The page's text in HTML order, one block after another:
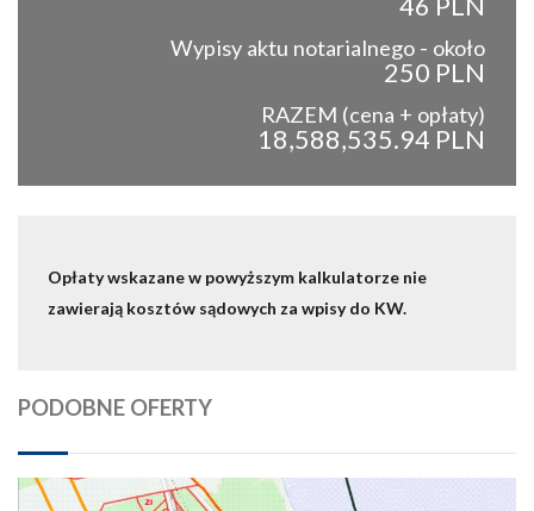
Wypisy aktu notarialnego - około
250 PLN
RAZEM (cena + opłaty)
18,588,535.94 PLN
Opłaty wskazane w powyższym kalkulatorze nie
zawierają kosztów sądowych za wpisy do KW.
PODOBNE OFERTY